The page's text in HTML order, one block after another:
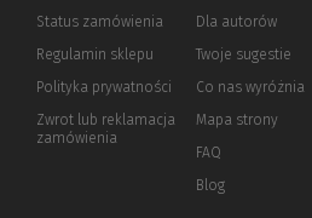
Status zamówienia
Regulamin sklepu
Polityka prywatności (Nowe
(Link
innej
Zwrot lub reklamacja
zamówienia
Dla autorów(Nowe
(Link
innej
Twoje sugestie
Co nas wyróżnia
Mapa strony
FAQ
Blog